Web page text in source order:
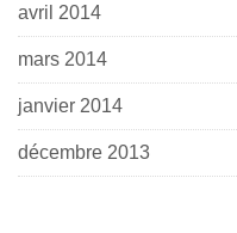
avril 2014
mars 2014
janvier 2014
décembre 2013